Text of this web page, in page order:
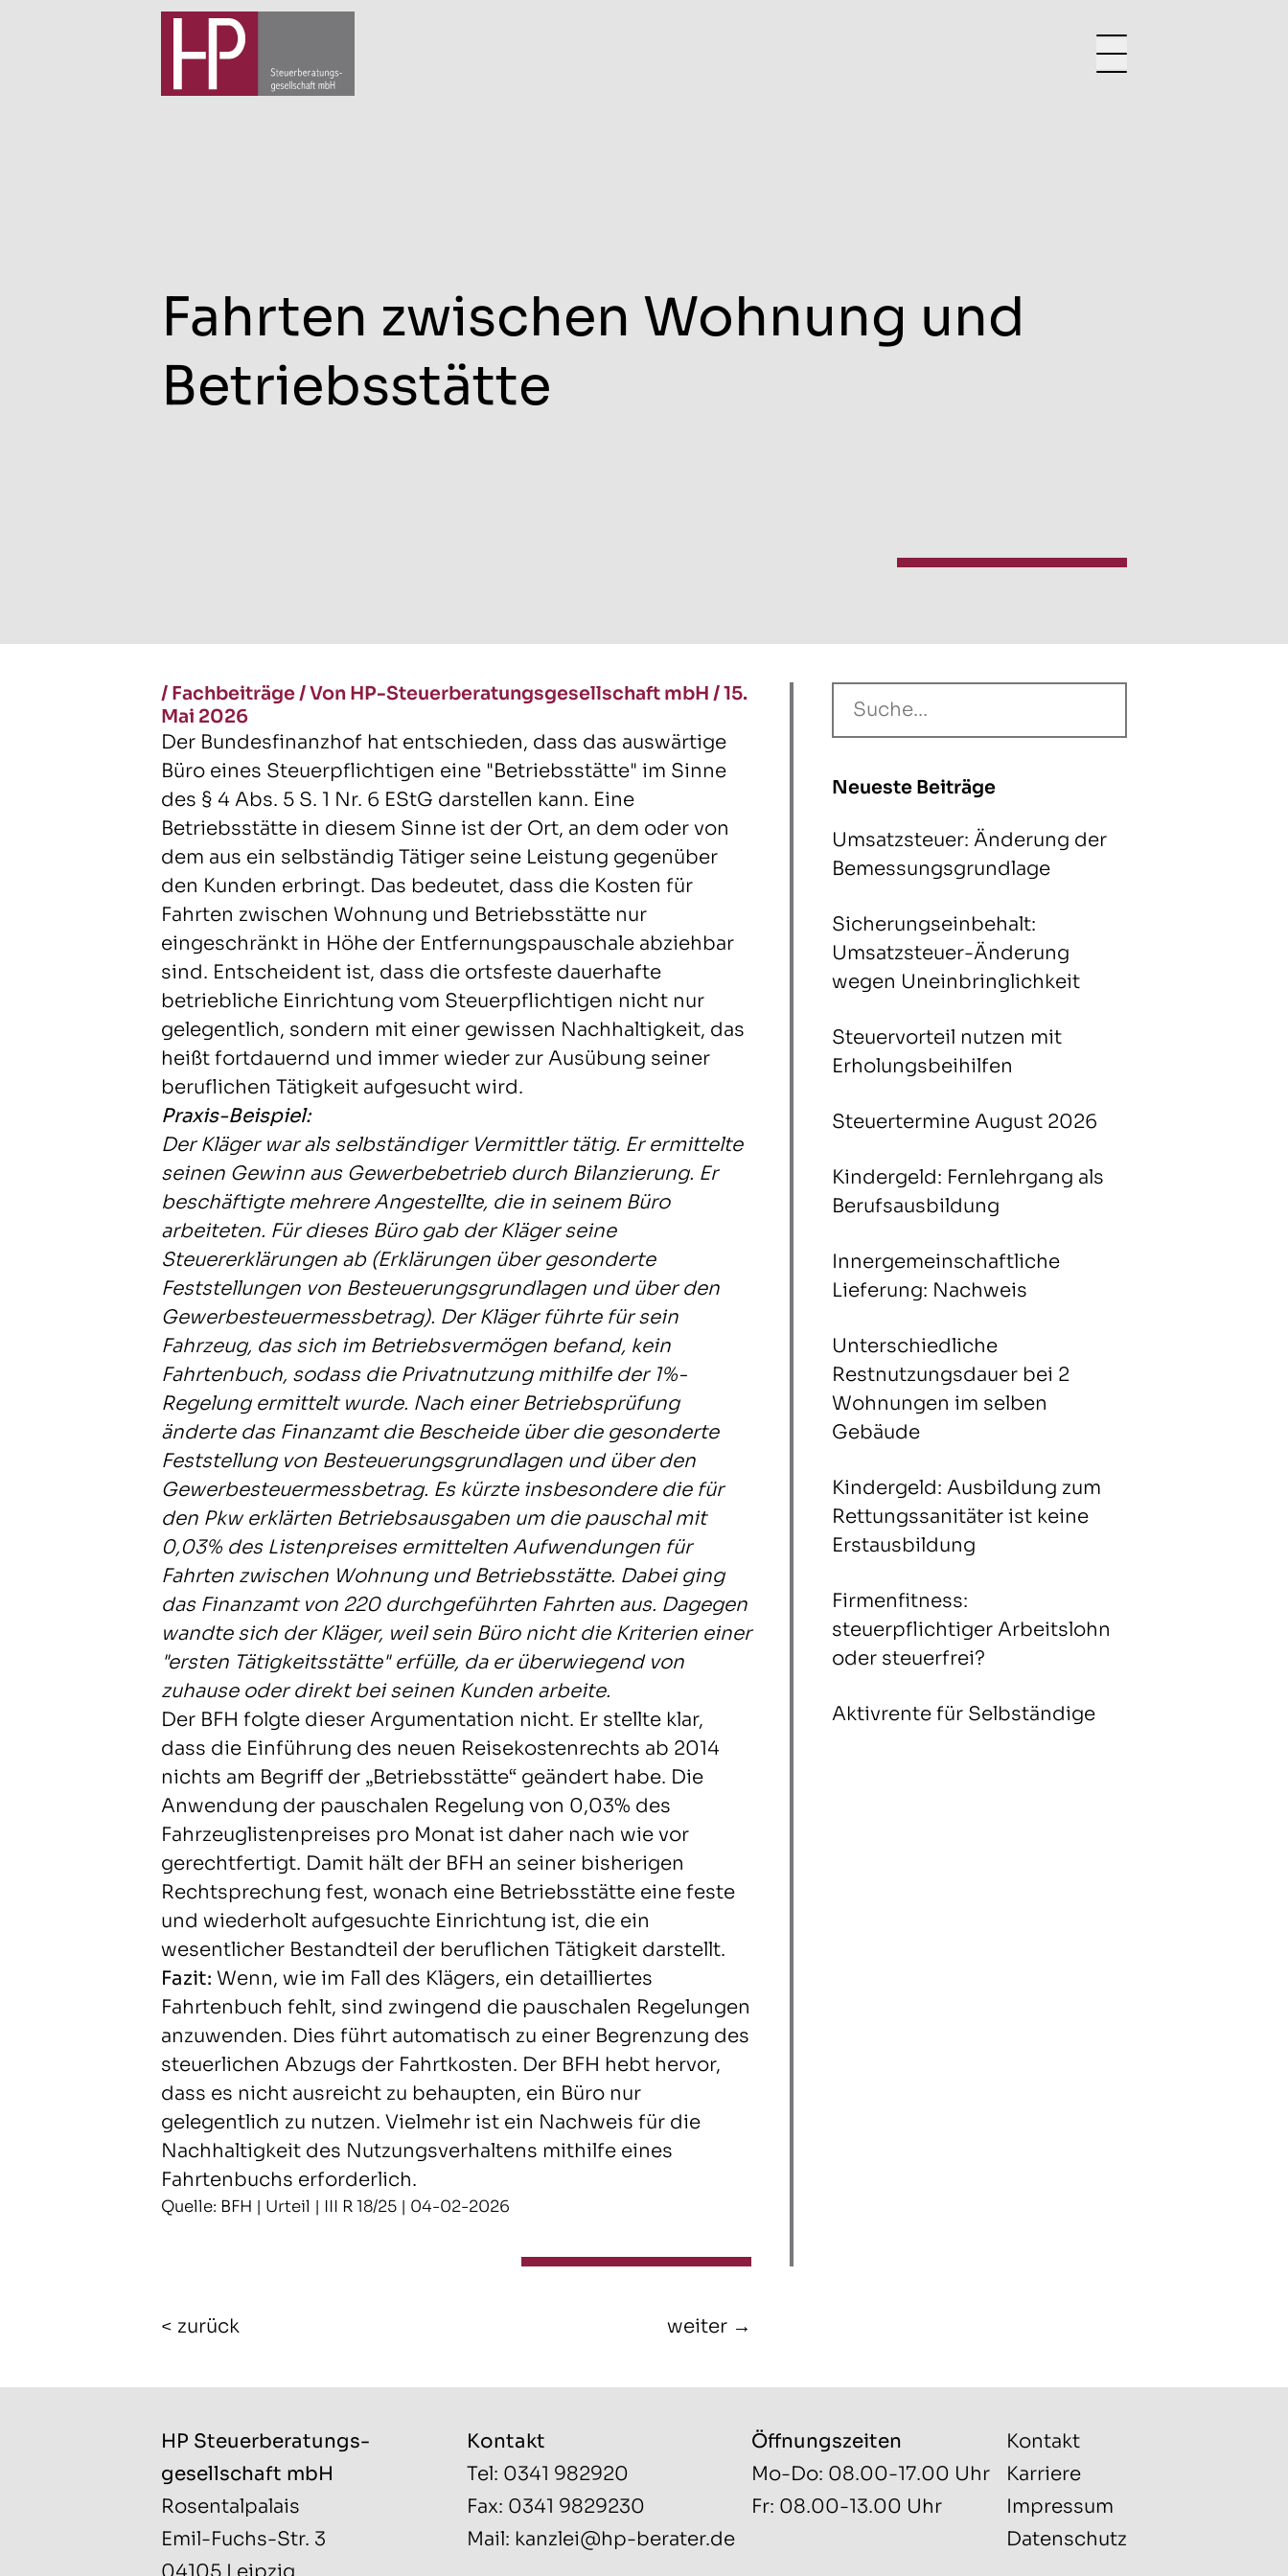
Fahrten zwischen Wohnung und
Betriebsstätte
/ Fachbeiträge/Von HP-Steuerberatungsgesellschaft mbH /15.
Mai 2026
Der Bundesfinanzhof hat entschieden, dass das auswärtige
Büro eines Steuerpflichtigen eine "Betriebsstätte" im Sinne
des § 4 Abs. 5 S. 1 Nr. 6 EStG darstellen kann. Eine
Betriebsstätte in diesem Sinne ist der Ort, an dem oder von
dem aus ein selbständig Tätiger seine Leistung gegenüber
den Kunden erbringt. Das bedeutet, dass die Kosten für
Fahrten zwischen Wohnung und Betriebsstätte nur
eingeschränkt in Höhe der Entfernungspauschale abziehbar
sind. Entscheident ist, dass die ortsfeste dauerhafte
betriebliche Einrichtung vom Steuerpflichtigen nicht nur
gelegentlich, sondern mit einer gewissen Nachhaltigkeit, das
heißt fortdauernd und immer wieder zur Ausübung seiner
beruflichen Tätigkeit aufgesucht wird.
Praxis-Beispiel:
Der Kläger war als selbständiger Vermittler tätig. Er ermittelte
seinen Gewinn aus Gewerbebetrieb durch Bilanzierung. Er
beschäftigte mehrere Angestellte, die in seinem Büro
arbeiteten. Für dieses Büro gab der Kläger seine
Steuererklärungen ab (Erklärungen über gesonderte
Feststellungen von Besteuerungsgrundlagen und über den
Gewerbesteuermessbetrag). Der Kläger führte für sein
Fahrzeug, das sich im Betriebsvermögen befand, kein
Fahrtenbuch, sodass die Privatnutzung mithilfe der 1%-
Regelung ermittelt wurde. Nach einer Betriebsprüfung
änderte das Finanzamt die Bescheide über die gesonderte
Feststellung von Besteuerungsgrundlagen und über den
Gewerbesteuermessbetrag. Es kürzte insbesondere die für
den Pkw erklärten Betriebsausgaben um die pauschal mit
0,03% des Listenpreises ermittelten Aufwendungen für
Fahrten zwischen Wohnung und Betriebsstätte. Dabei ging
das Finanzamt von 220 durchgeführten Fahrten aus. Dagegen
wandte sich der Kläger, weil sein Büro nicht die Kriterien einer
"ersten Tätigkeitsstätte" erfülle, da er überwiegend von
zuhause oder direkt bei seinen Kunden arbeite.
Der BFH folgte dieser Argumentation nicht. Er stellte klar,
dass die Einführung des neuen Reisekostenrechts ab 2014
nichts am Begriff der „Betriebsstätte“ geändert habe. Die
Anwendung der pauschalen Regelung von 0,03% des
Fahrzeuglistenpreises pro Monat ist daher nach wie vor
gerechtfertigt. Damit hält der BFH an seiner bisherigen
Rechtsprechung fest, wonach eine Betriebsstätte eine feste
und wiederholt aufgesuchte Einrichtung ist, die ein
wesentlicher Bestandteil der beruflichen Tätigkeit darstellt.
Fazit: Wenn, wie im Fall des Klägers, ein detailliertes
Fahrtenbuch fehlt, sind zwingend die pauschalen Regelungen
anzuwenden. Dies führt automatisch zu einer Begrenzung des
steuerlichen Abzugs der Fahrtkosten. Der BFH hebt hervor,
dass es nicht ausreicht zu behaupten, ein Büro nur
gelegentlich zu nutzen. Vielmehr ist ein Nachweis für die
Nachhaltigkeit des Nutzungsverhaltens mithilfe eines
Fahrtenbuchs erforderlich.
Quelle: BFH | Urteil | III R 18/25 | 04-02-2026
Neueste Beiträge
Umsatzsteuer: Änderung der
Bemessungsgrundlage
Sicherungseinbehalt:
Umsatzsteuer-Änderung
wegen Uneinbringlichkeit
Steuervorteil nutzen mit
Erholungsbeihilfen
Steuertermine August 2026
Kindergeld: Fernlehrgang als
Berufsausbildung
Innergemeinschaftliche
Lieferung: Nachweis
Unterschiedliche
Restnutzungsdauer bei 2
Wohnungen im selben
Gebäude
Kindergeld: Ausbildung zum
Rettungssanitäter ist keine
Erstausbildung
Firmenfitness:
steuerpflichtiger Arbeitslohn
oder steuerfrei?
Aktivrente für Selbständige
< zurück weiter →
HP Steuerberatungs­
gesellschaft mbH
Rosentalpalais
Emil-Fuchs-Str. 3
Kontakt
Tel: 0341 982920
Fax: 0341 9829230
Mail: kanzlei@hp-berater.de
Öffnungszeiten
Mo-Do: 08.00-17.00 Uhr
Fr: 08.00-13.00 Uhr
Kontakt
Karriere
Impressum
Datenschutz